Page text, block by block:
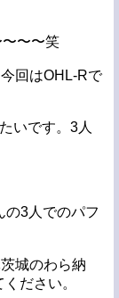
〜〜笑
回はOHL-Rで
いです。3人
3人でのパフ
城のわら納
ださい。